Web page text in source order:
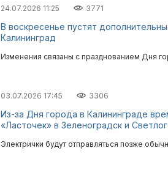
24.07.2026 11:25 3771
В воскресенье пустят
Калининград
Изменения связаны с празднованием Дня
03.07.2026 17:45 3306
Из-за Дня города в Калининграде
«Ласточек» в Зеленоградск и
Электрички будут отправляться позже